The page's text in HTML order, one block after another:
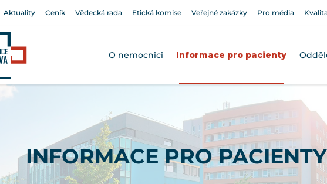
Aktuality Ceník Vědecká rada Etická komise Veřejné zakázky Pro média
O nemocnici Informace pro pacienty
INFORMACE PRO